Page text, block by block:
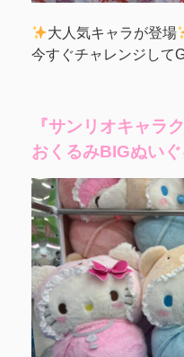
大人気キャラが登場
今すぐチャレンジして
『サンリオキャラ
おくるみBIGぬいぐ